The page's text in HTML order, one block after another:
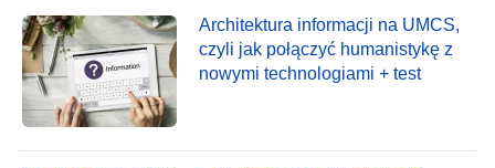
Architektura informacji na UMCS,
czyli jak połączyć humanistykę z
nowymi technologiami + test